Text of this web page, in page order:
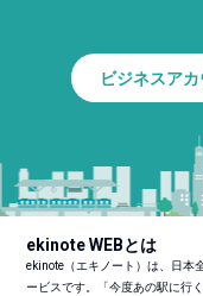
ビジネスア
ekinote WEBとは
ekinote（エキノート）は、日本
ービスです。「今度あの駅に行